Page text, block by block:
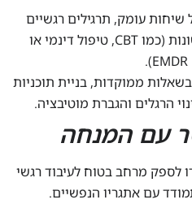
שיחות עומק, תרגילים רגשיים
וטכניקות טיפוליות שונות (כמו CBT, טיפול דינמי או
EMDR).
ממוקדות, בניית תוכניות
הרגלים והגברת מוטיבציה.
עם המנחה
לספק מרחב בטוח לעיבוד רגשי
עם אתגריו הנפשיים.